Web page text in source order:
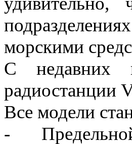
морскими
С недавних
радиостанции
Все модели
-